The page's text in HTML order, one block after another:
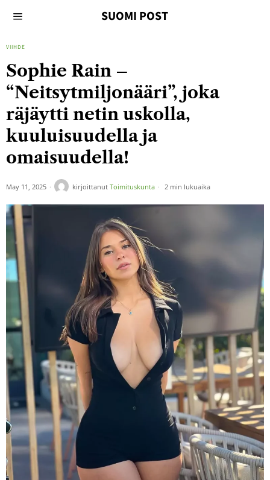
SUOMI POST
VIIHDE
Sophie Rain –
“Neitsytmiljonääri”, joka
räjäytti netin uskolla,
kuuluisuudella ja
omaisuudella!
May 11, 2025 kirjoittanut Toimituskunta 2 min lukuaika